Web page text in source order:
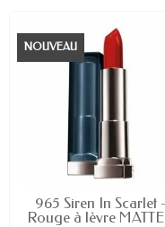
NOUVEAU
EN STOCK
965 Siren In Scarlet -
Rouge à lèvre MATTE...